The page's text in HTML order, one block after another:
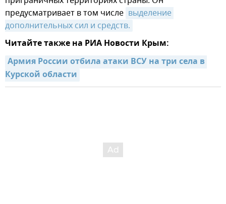
предусматривает в том числе выделение
дополнительных сил и средств.
Читайте также на РИА Новости Крым:
Армия России отбила атаки ВСУ на три села в
Курской области